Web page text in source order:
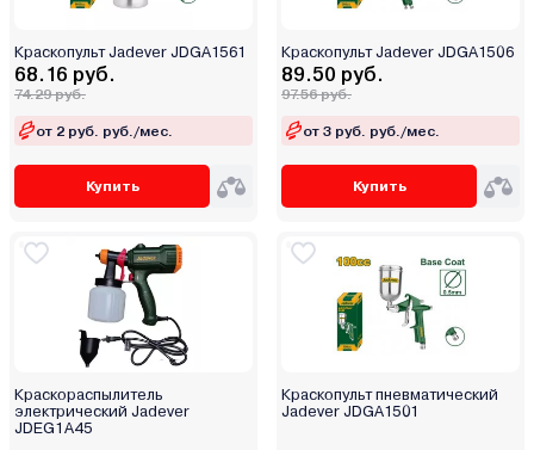
Пластик
Краскопульт Jadever JDGA1561
68.16 руб.
74.29 руб.
от 2 руб. руб./мес.
Купить
Краскопульт Jadever JDGA1506
89.50 руб.
97.56 руб.
от 3 руб. руб./мес.
Купить
Краскораспылитель
электрический Jadever
JDEG1A45
Краскопульт пневматический
Jadever JDGA1501